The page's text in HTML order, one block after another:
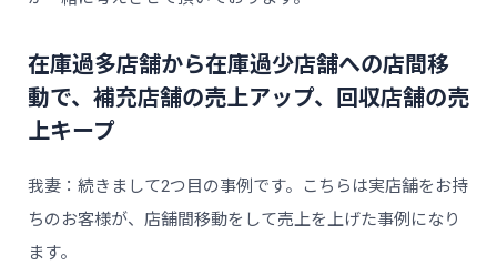
在庫過多店舗から在庫過少店舗への店間移
動で、補充店舗の売上アップ、回収店舗の売
上キープ
我妻：続きまして2つ目の事例です。こちらは実店舗をお持
ちのお客様が、店舗間移動をして売上を上げた事例になり
ます。